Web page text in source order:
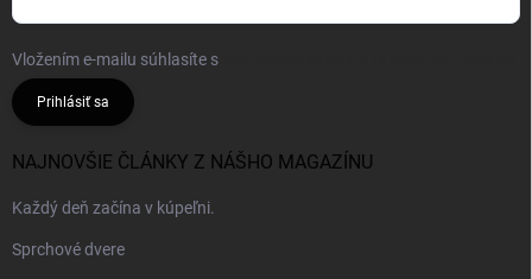
Vložením e-mailu súhlasíte s
Prihlásiť sa
NAJNOVŠIE ČLÁNKY Z NÁŠHO MAGAZÍNU
Každý deň začína v kúpeľni.
Sprchové dvere